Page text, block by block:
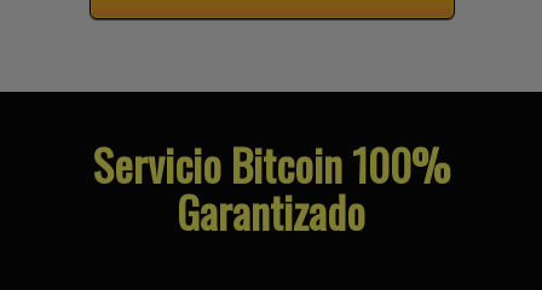
Servicio Bitcoin 100%
Garantizado